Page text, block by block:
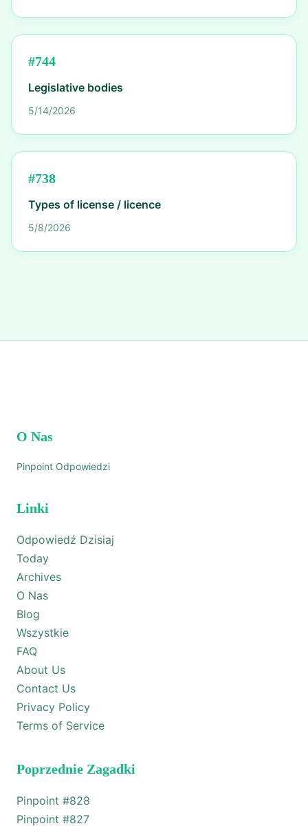
#744
Legislative bodies
5/14/2026
#738
Types of license / licence
5/8/2026
O Nas
Pinpoint Odpowiedzi
Linki
Odpowiedź Dzisiaj
Today
Archives
O Nas
Blog
Wszystkie
FAQ
About Us
Contact Us
Privacy Policy
Terms of Service
Poprzednie Zagadki
Pinpoint #828
Pinpoint #827